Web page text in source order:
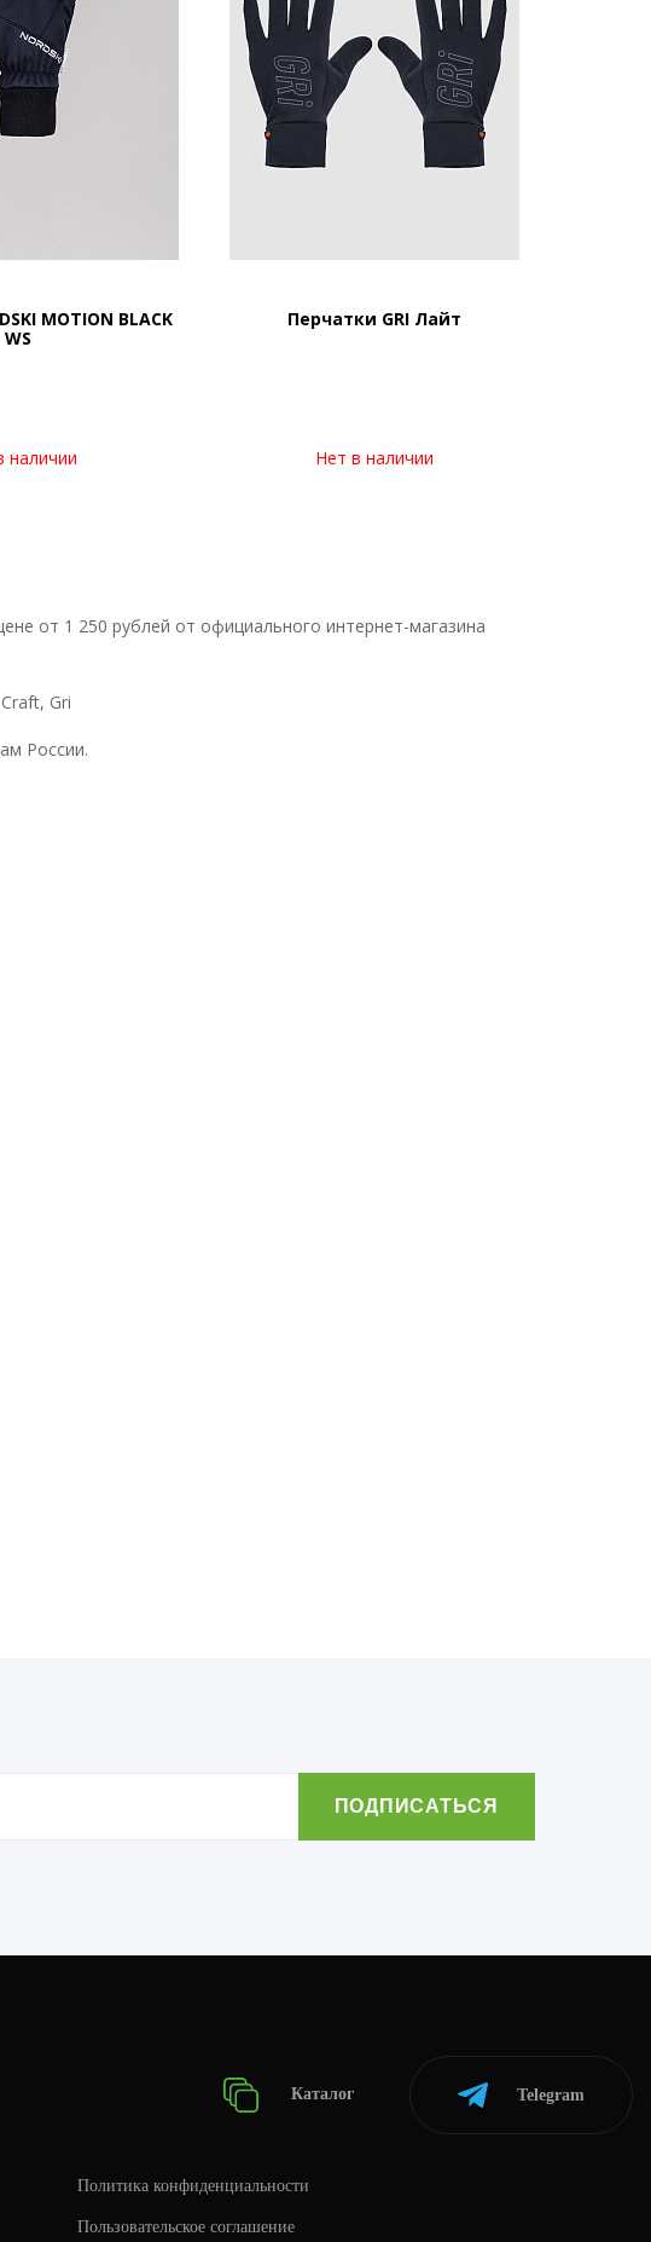
MOTION BLACK
WS
наличии
Перчатки GRI Лайт
Нет в наличии
от 1 250 рублей от официального интернет-магазина
Gri
России.
Каталог Telegram
Политика конфиденциальности
Пользовательское соглашение